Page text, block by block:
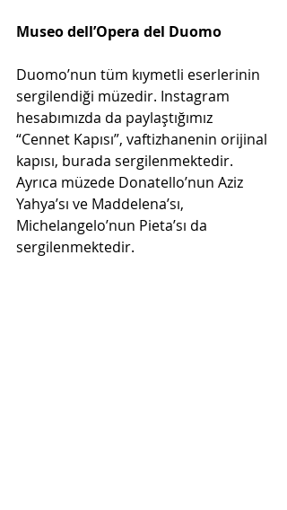
Museo dell’Opera del Duomo
Duomo’nun tüm kıymetli eserlerinin
sergilendiği müzedir. Instagram
hesabımızda da paylaştığımız
“Cennet Kapısı”, vaftizhanenin orijinal
kapısı, burada sergilenmektedir.
Ayrıca müzede Donatello’nun Aziz
Yahya’sı ve Maddelena’sı,
Michelangelo’nun Pieta’sı da
sergilenmektedir.